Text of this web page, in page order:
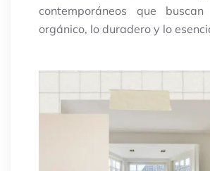
contemporáneos que
orgánico, lo duradero y lo